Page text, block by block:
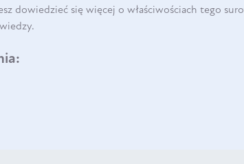
dowiedzieć się więcej o właściwościach tego